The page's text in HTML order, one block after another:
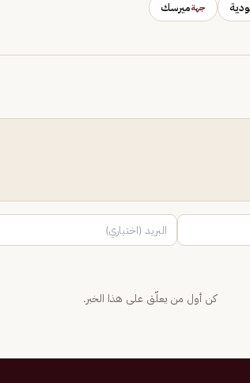
جهةميرسك
كن أول من يعلّق على هذا الخبر.